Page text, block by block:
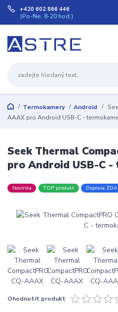
+420 602 866 446
(Po-Ne, 8-20 hod.)
Termokamery Android
AAAX pro Android USB-C -
Seek Thermal
pro Android USB-C -
Novinka TOP produkt Doprava
Ohodnotit produkt